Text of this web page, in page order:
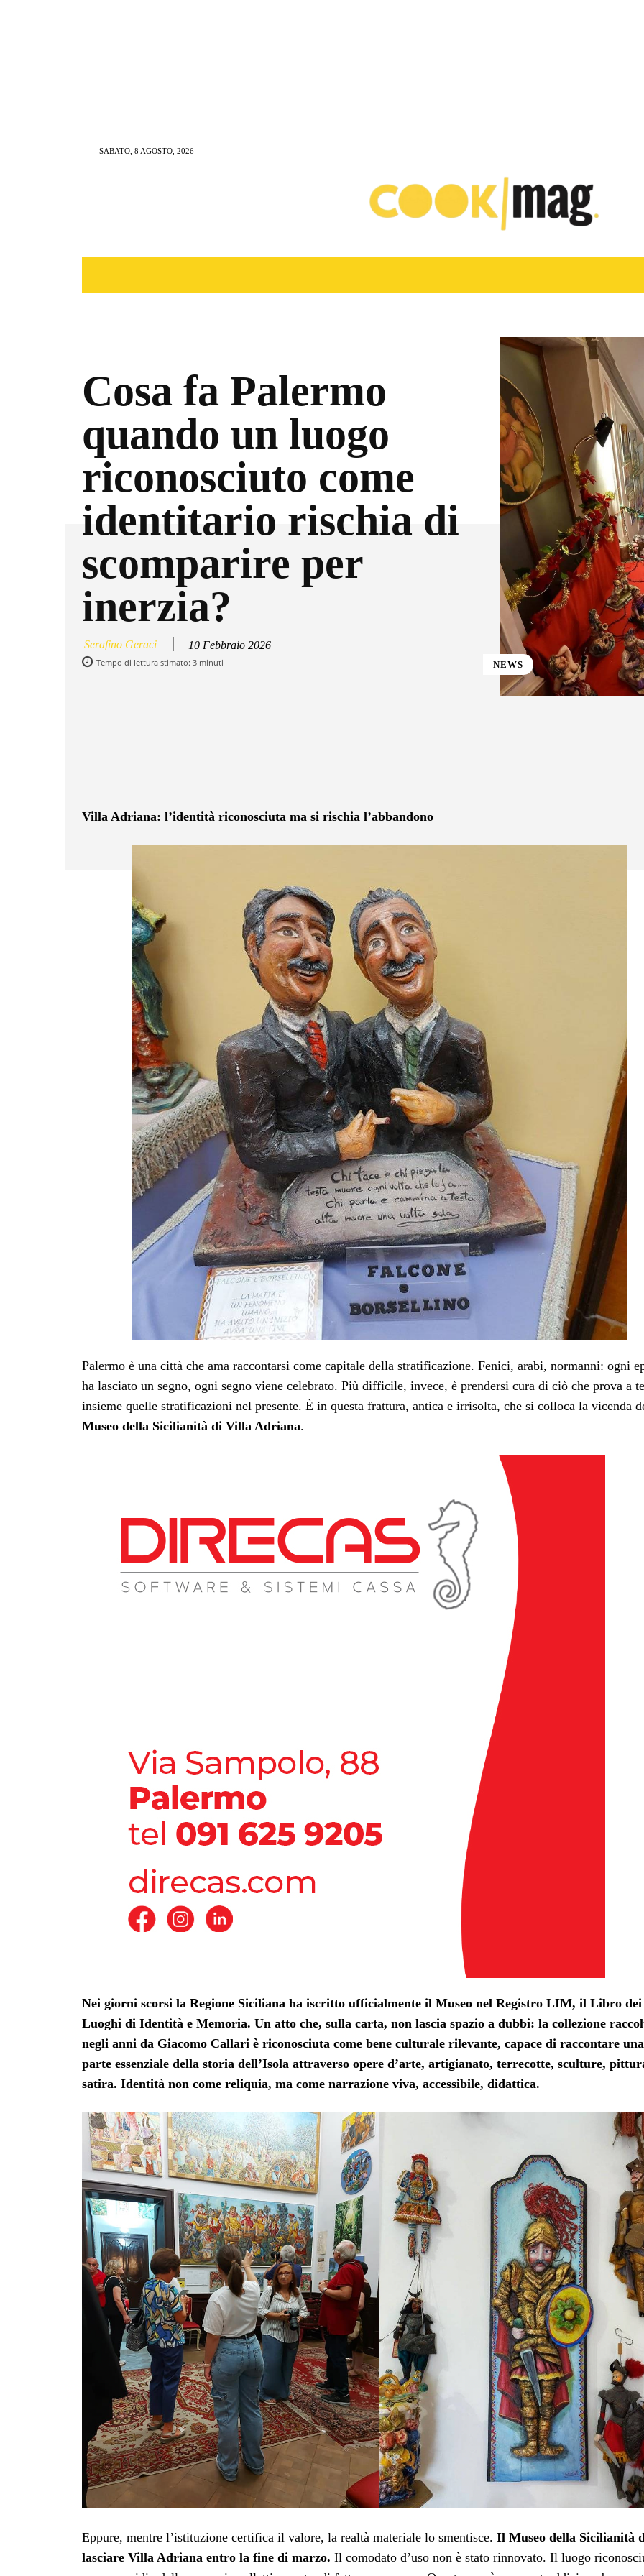
SABATO, 8 AGOSTO, 2026
Cosa fa Palermo
quando un luogo
riconosciuto come
identitario rischia di
scomparire per
inerzia?
Serafino Geraci 10 Febbraio 2026
Tempo di lettura stimato: 3 minuti NEWS
Villa Adriana: l’identità riconosciuta ma si rischia l’abbandono
Palermo è una città che ama raccontarsi come capitale della stratificazione. Fenici, arabi, normanni: ogni
ha lasciato un segno, ogni segno viene celebrato. Più difficile, invece, è prendersi cura di ciò che prova a
insieme quelle stratificazioni nel presente. È in questa frattura, antica e irrisolta, che si colloca la vicenda
Museo della Sicilianità di Villa Adriana.
Nei giorni scorsi la Regione Siciliana ha iscritto ufficialmente il Museo nel Registro LIM, il Libro dei
Luoghi di Identità e Memoria. Un atto che, sulla carta, non lascia spazio a dubbi: la collezione
negli anni da Giacomo Callari è riconosciuta come bene culturale rilevante, capace di raccontare una
parte essenziale della storia dell’Isola attraverso opere d’arte, artigianato, terrecotte, sculture,
satira. Identità non come reliquia, ma come narrazione viva, accessibile, didattica.
Eppure, mentre l’istituzione certifica il valore, la realtà materiale lo smentisce. Il Museo della Sicilianità
lasciare Villa Adriana entro la fine di marzo. Il comodato d’uso non è stato rinnovato. Il luogo